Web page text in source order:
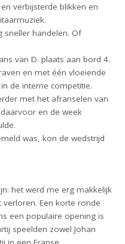
verbijsterde blikken en
sneller handelen. Of
van D. plaats aan bord 4.
en met één vloeiende
de interne competitie.
met het afranselen van
en de week
was, kon de wedstrijd
het werd me erg makkelijk
Een korte ronde
een populaire opening is
speelden zowel Johan